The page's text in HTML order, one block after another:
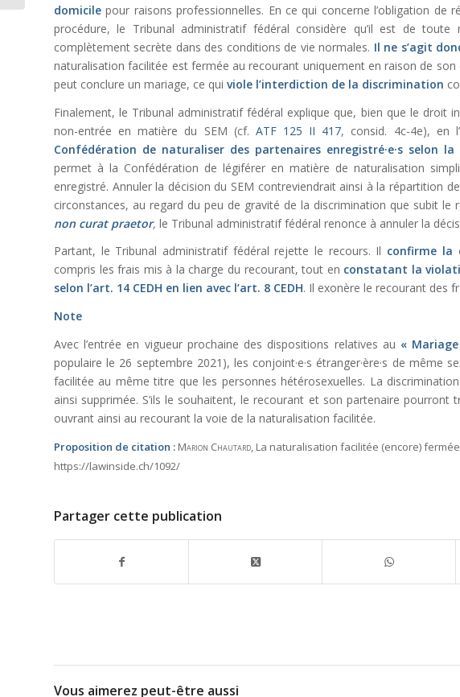
domicile pour raisons professionnelles. En ce qui concerne l’obligation de
procédure, le Tribunal administratif fédéral considère qu’il est de
complètement secrète dans des conditions de vie normales. Il ne s’agit
naturalisation facilitée est fermée au recourant uniquement en raison de
peut conclure un mariage, ce qui viole l’interdiction de la discrimination
Finalement, le Tribunal administratif fédéral explique que, bien que le droit
non-entrée en matière du SEM (cf. ATF 125 II 417, consid. 4c-4e), en
Confédération de naturaliser des partenaires enregistré·e·s selon
permet à la Confédération de légiférer en matière de naturalisation
enregistré. Annuler la décision du SEM contreviendrait ainsi à la répartition
circonstances, au regard du peu de gravité de la discrimination que subit le
non curat praetor, le Tribunal administratif fédéral renonce à annuler la
Partant, le Tribunal administratif fédéral rejette le recours. Il confirme la
compris les frais mis à la charge du recourant, tout en constatant la
selon l’art. 14 CEDH en lien avec l’art. 8 CEDH. Il exonère le recourant des
Note
Avec l’entrée en vigueur prochaine des dispositions relatives au «
populaire le 26 septembre 2021), les conjoint·e·s étranger·ère·s de même
facilitée au même titre que les personnes hétérosexuelles. La
ainsi supprimée. S’ils le souhaitent, le recourant et son partenaire
ouvrant ainsi au recourant la voie de la naturalisation facilitée.
Proposition de citation : Marion Chautard, La naturalisation facilitée (encore)
https://lawinside.ch/1092/
Partager cette publication
Vous aimerez peut-être aussi
employée...